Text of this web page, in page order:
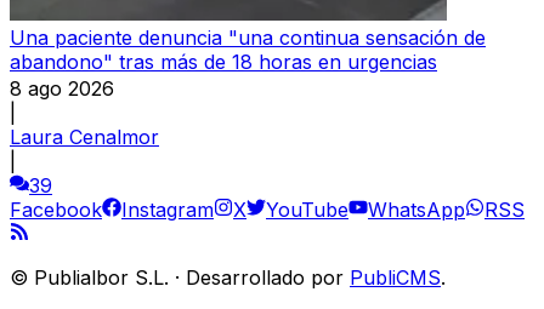
Una paciente denuncia "una continua sensación de
abandono" tras más de 18 horas en urgencias
8 ago 2026
Laura Cenalmor
39
Facebook
Instagram X YouTube WhatsApp RSS
© Publialbor S.L. · Desarrollado por PubliCMS.